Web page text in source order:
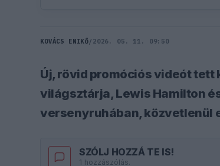
KOVÁCS ENIKŐ/ 2026. 05. 11. 09:50
Új, rövid promóciós videót tett
világsztárja, Lewis Hamilton
versenyruhában, közvetlenül
SZÓLJ HOZZÁ TE IS!
1 hozzászólás.